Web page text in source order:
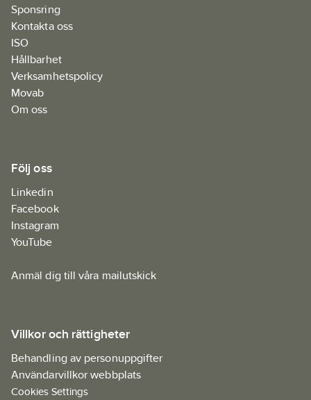
Sponsring
Kontakta oss
ISO
Hållbarhet
Verksamhetspolicy
Movab
Om oss
Följ oss
Linkedin
Facebook
Instagram
YouTube
Anmäl dig till våra mailutskick
Villkor och rättigheter
Behandling av personuppgifter
Användarvillkor webbplats
Cookies Settings